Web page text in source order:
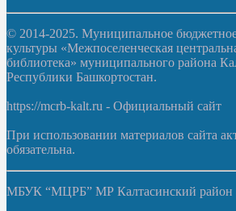
© 2014-2025. Муниципальное
культуры «Межпоселенческая
библиотека» муниципального района
Республики Башкортостан.
https://mcrb-kalt.ru - Официальный сайт
При использовании материалов сайта
обязательна.
МБУК “МЦРБ” МР Калтасинский район